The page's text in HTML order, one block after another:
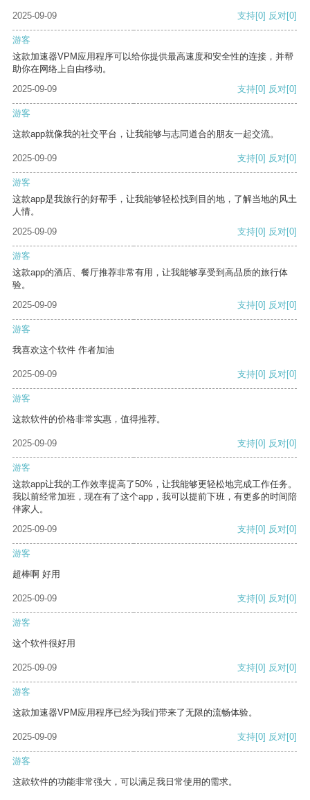
2025-09-09
支持[0] 反对[0]
游客
这款加速器VPM应用程序可以给你提供最高速度和安全性的连接，并帮
助你在网络上自由移动。
2025-09-09
支持[0] 反对[0]
游客
这款app就像我的社交平台，让我能够与志同道合的朋友一起交流。
2025-09-09 支持[0] 反对[0]
游客
这款app是我旅行的好帮手，让我能够轻松找到目的地，了解当地的风土
人情。
2025-09-09
支持[0] 反对[0]
游客
这款app的酒店、餐厅推荐非常有用，让我能够享受到高品质的旅行体
验。
2025-09-09
支持[0] 反对[0]
游客
我喜欢这个软件 作者加油
2025-09-09 支持[0] 反对[0]
游客
这款软件的价格非常实惠，值得推荐。
2025-09-09 支持[0] 反对[0]
游客
这款app让我的工作效率提高了50%，让我能够更轻松地完成工作任务。
我以前经常加班，现在有了这个app，我可以提前下班，有更多的时间陪
伴家人。
2025-09-09
支持[0] 反对[0]
游客
超棒啊 好用
2025-09-09 支持[0] 反对[0]
游客
这个软件很好用
2025-09-09 支持[0] 反对[0]
游客
这款加速器VPM应用程序已经为我们带来了无限的流畅体验。
2025-09-09 支持[0] 反对[0]
游客
这款软件的功能非常强大，可以满足我日常使用的需求。